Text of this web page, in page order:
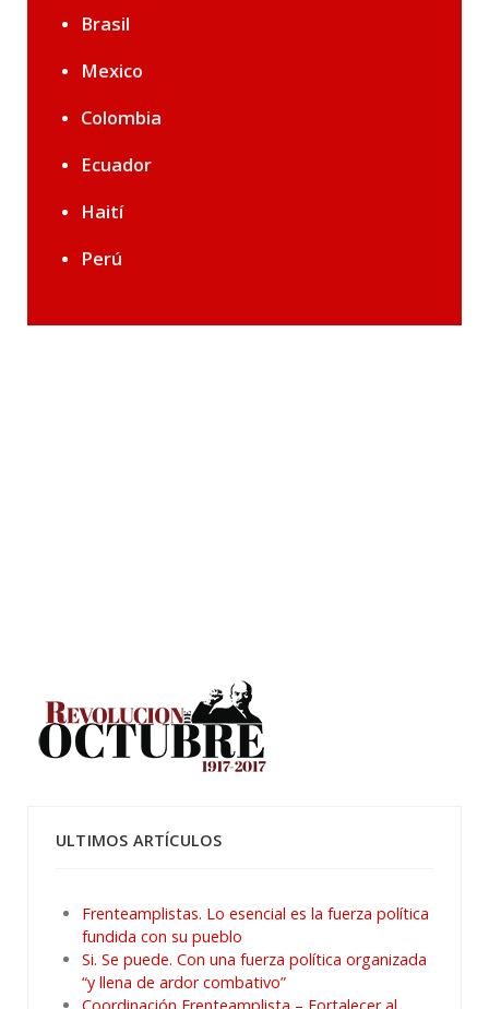
Brasil
Mexico
Colombia
Ecuador
Haití
Perú
ULTIMOS ARTÍCULOS
Frenteamplistas. Lo esencial es la fuerza política
fundida con su pueblo
Si. Se puede. Con una fuerza política organizada
“y llena de ardor combativo”
Coordinación Frenteamplista – Fortalecer al